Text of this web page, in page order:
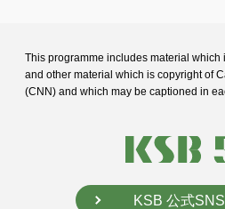
This programme includes material which
and other material which is copyright of
(CNN) and which may be captioned in
KSB 公式